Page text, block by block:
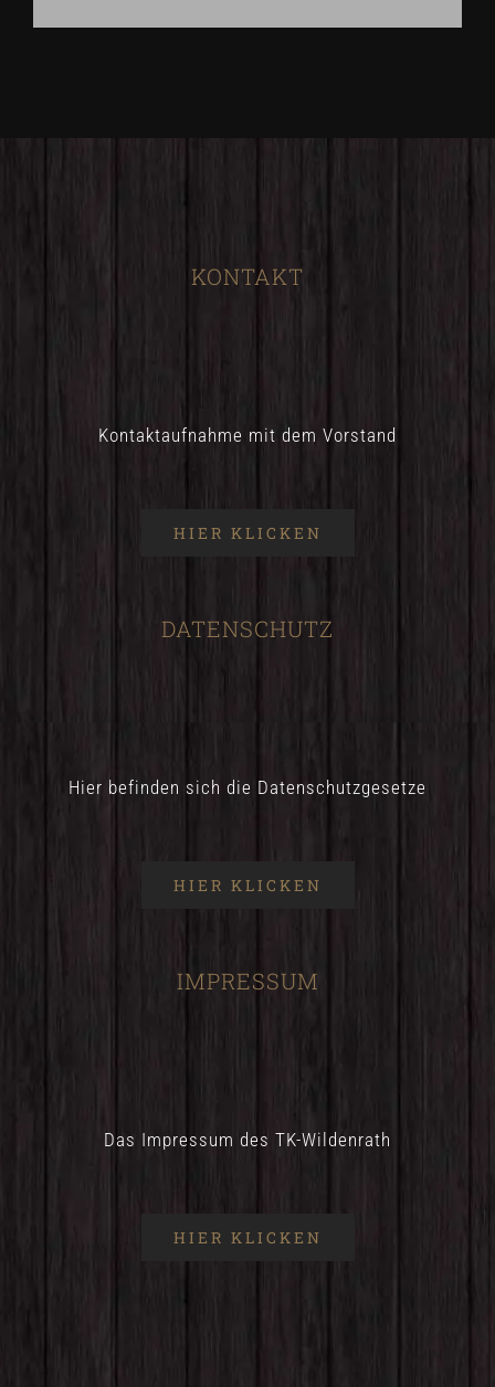
KONTAKT
Kontaktaufnahme mit dem Vorstand
HIER KLICKEN
DATENSCHUTZ
Hier befinden sich die Datenschutzgesetze
HIER KLICKEN
IMPRESSUM
Das Impressum des TK-Wildenrath
HIER KLICKEN